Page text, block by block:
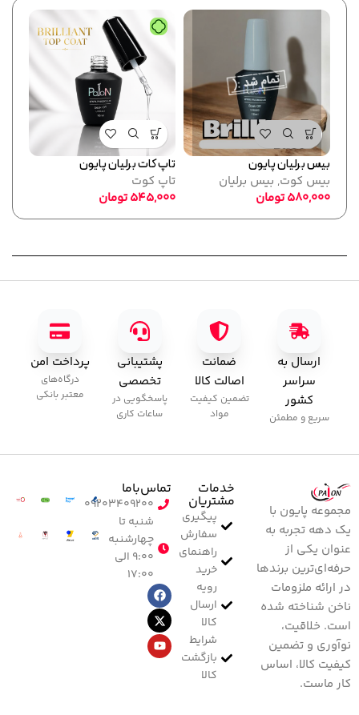
بیس برلیان پایون
بیس کوت, بیس برلیان
580,000تومان
تاپ کات برلیان پایون
تاپ کوت
545,000تومان
ارسال به
سراسر
کشور
سریع و مطمئن
ضمانت
اصالت کالا
تضمین کیفیت
مواد
پشتیبانی
تخصصی
پاسخگویی در
ساعات کاری
پرداخت امن
درگاه‌های
معتبر بانکی
مجموعه پایون با
یک دهه تجربه به
عنوان یکی از
حرفه‌ای‌ترین برندها
در ارائه ملزومات
ناخن شناخته شده
است. خلاقیت،
نوآوری و تضمین
کیفیت کالا، اساس
کار ماست.
خدمات
مشتریان
پیگیری
سفارش
راهنمای
خرید
رویه
ارسال
کالا
شرایط
بازگشت
کالا
تماس‌با‌ما
۰۹۲۰۳۴۰۹۲۰۰
شنبه تا
چهارشنبه
۹:۰۰ الی
۱۷:۰۰